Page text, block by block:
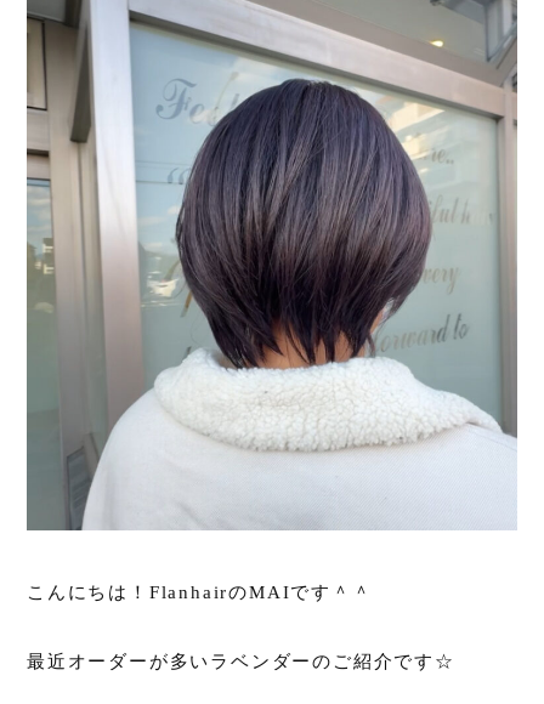
こんにちは！FlanhairのMAIです＾＾
最近オーダーが多いラベンダーのご紹介です☆